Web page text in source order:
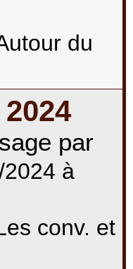
du
par
à
conv. et